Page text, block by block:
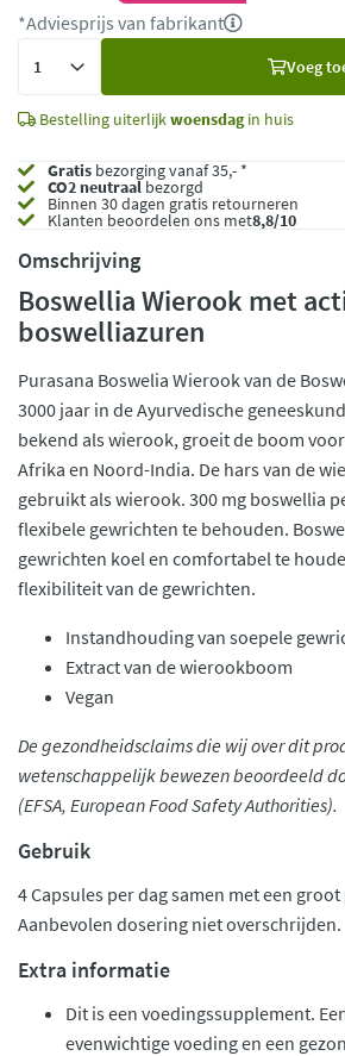
*Adviesprijs van fabrikant
Voeg
Bestelling uiterlijkwoensdagin huis
Gratis bezorging vanaf 35,- *
CO2 neutraalbezorgd
Binnen 30 dagen gratis retourneren
Klanten beoordelen ons met8,8/10
Omschrijving
Boswellia Wierook met
boswelliazuren
Purasana Boswelia Wierook van de
3000 jaar in de Ayurvedische
bekend als wierook, groeit de boom
Afrika en Noord-India. De hars van de
gebruikt als wierook. 300 mg boswellia
flexibele gewrichten te behouden.
gewrichten koel en comfortabel te
flexibiliteit van de gewrichten.
Instandhouding van soepele
Extract van de wierookboom
Vegan
De gezondheidsclaims die wij over dit
wetenschappelijk bewezen beoordeeld
(EFSA, European Food Safety Authorities).
Gebruik
4 Capsules per dag samen met een groot
Aanbevolen dosering niet overschrijden.
Extra informatie
Dit is een voedingssupplement.
evenwichtige voeding en een